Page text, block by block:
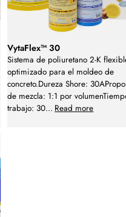
VytaFlex™ 30
Sistema de poliuretano 2-K
optimizado para el moldeo de
concreto.Dureza Shore:
de mezcla: 1:1 por
trabajo: 30... Read more